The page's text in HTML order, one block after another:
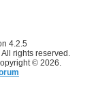
4.2.5
rights reserved.
© 2026.